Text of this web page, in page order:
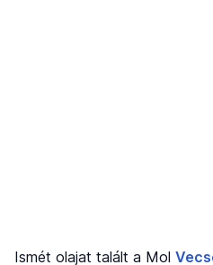
Ismét olajat talált a Mol